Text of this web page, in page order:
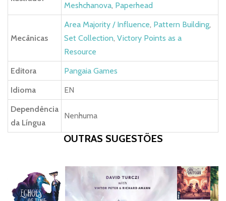
Meshchanova, Paperhead
Mecânicas
Area Majority / Influence, Pattern Building,
Set Collection, Victory Points as a
Resource
Editora
Pangaia Games
Idioma
EN
Dependência
da Língua
Nenhuma
OUTRAS SUGESTÕES